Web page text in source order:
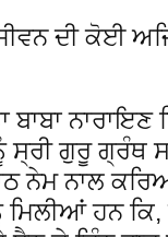
ਦੀ ਕੋਈ
ਬਾਬਾ ਨਾਰਾਇਣ
ਗੁਰੂ ਗ੍ਰੰਥ
ਨੇਮ ਨਾਲ
ਹਨ ਕਿ,